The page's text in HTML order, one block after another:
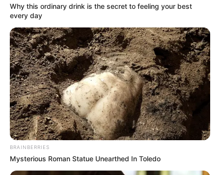
26 May, 2026 byadmin
Esta es la
enfermedad
silenciosa que se
desencadena al
entrar en contacto
con… Ver más
Why this ordinary drink is the secret to feeling your best
every day
BRAINBERRIES
Mysterious Roman Statue Unearthed In Toledo